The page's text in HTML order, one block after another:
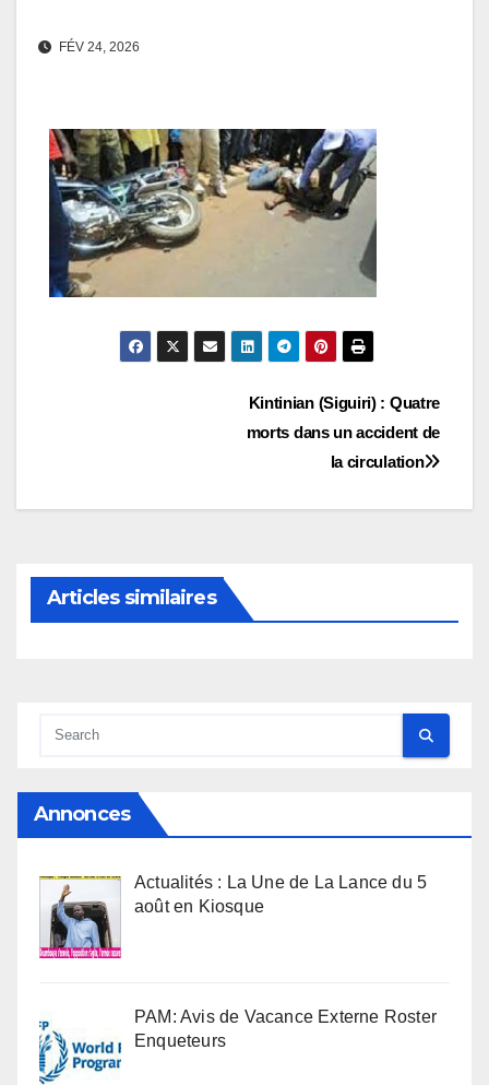
FÉV 24, 2026
l’article
Kintinian (Siguiri) : Quatre
morts dans un accident de
la circulation
Articles similaires
Annonces
Actualités : La Une de La Lance du 5
août en Kiosque
PAM: Avis de Vacance Externe Roster
Enqueteurs